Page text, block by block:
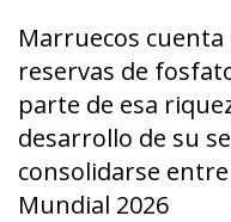
Marruecos
reservas de
parte de esa
desarrollo de su
consolidarse
Mundial 2026